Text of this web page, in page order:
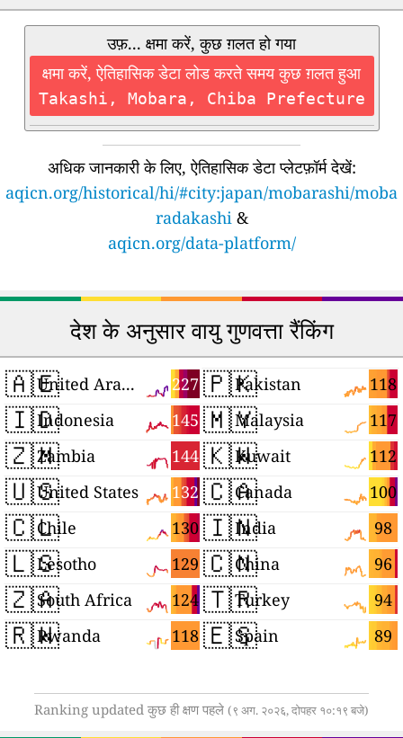
उफ़... क्षमा करें, कुछ ग़लत हो गया
क्षमा करें, ऐतिहासिक डेटा लोड करते समय कुछ ग़लत हुआ
Takashi, Mobara, Chiba Prefecture
अधिक जानकारी के लिए, ऐतिहासिक डेटा प्लेटफ़ॉर्म देखें:
aqicn.org/historical/hi/#city:japan/mobarashi/moba
radakashi&
aqicn.org/data-platform/
देश के अनुसार वायु गुणवत्ता रैंकिंग
🇦🇪 227
United Arab Emirates
🇮🇩 145
Indonesia
🇿🇲 144
Zambia
🇺🇸 132
United States
🇨🇱 130
Chile
🇱🇸 129
Lesotho
🇿🇦 124
South Africa
🇷🇼 118
Rwanda
🇵🇰 118
Pakistan
🇲🇾 117
Malaysia
🇰🇼 112
Kuwait
🇨🇦 100
Canada
🇮🇳 98
India
🇨🇳 96
China
🇹🇷 94
Turkey
🇪🇸 89
Spain
Ranking updated कुछ ही क्षण पहले (९ अग. २०२६, दोपहर १०:१९ बजे)